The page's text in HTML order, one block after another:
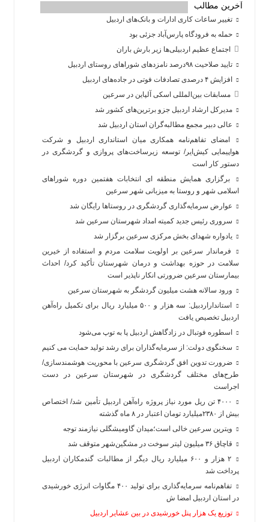
آخرین مطالب
تغییر ساعات کاری ادارات و بانک‌های اردبیل
حمله به فرودگاه پارس‌‌آباد جزئی بود
اجتماع عظیم اردبیلی‌ها زیر بارش باران
تایید صلاحیت ۹۸درصد نامزدهای شوراهای روستای اردبیل
افزایش ۴ درصدی تصادفات فوتی در جاده‌های اردبیل
مسابقات بین‌المللی اسکی آلپاین در سرعین
مدیرکل ارشاد اردبیل جزو برترین‌های کشور شد
عالی دبیر مجمع مطالبه‌گران استان اردبیل شد
امضای تفاهم‌نامه همکاری میان استانداری اردبیل و شرکت
هواپیمایی کیش‌ایر/ توسعه زیرساخت‌های پروازی و گردشگری در
دستور کار است
برگزاری همایش منطقه ای انتخابات هفتمین دوره شوراهای
اسلامی شهر و روستا به میزبانی شهر سرعین
عوارض سرمایه‌گذاری گردشگری در روستاها رایگان شد
سروری رئیس جدید کمیته امداد شهرستان سرعین شد
یادواره شهدای بخش مرکزی سرعین برگزار شد
فرماندار سرعین بر اولویت سلامت مردم و استفاده از خیرین
سلامت در حوزه بهداشت و درمان شهرستان تأکید کرد/ احداث
بیمارستان سرعین ضرورتی انکار ناپذیر است
ورود سالانه هشت میلیون گردشگر به شهرستان سرعین
استانداراردبیل: سه هزار و ۵۰۰ میلیارد ریال برای تکمیل راه‌آهن
اردبیل تخصیص یافت
اسطوره فوتبال در زادگاهش اردبیل پا به توپ می‌شود
سخنگوی دولت: از سرمایه‌گذاران برای رشد تولید حمایت می کنیم
ضرورت تدوین افق گردشگری سرعین با محوریت هوشمندسازی/
طرح‌های مختلف گردشگری در شهرستان سرعین در دست
اجراست
۴۰۰۰ تن ریل مورد نیاز پروژه راه‌آهن اردبیل تأمین شد/ اختصاص
بیش از ۲۳۸۰میلیارد تومان اعتبار در ۸ ماه گذشته
ویترین سرعین خالی است؛میدان گاومیشگلی نیازمند توجه
قاچاق ۳۶ میلیون لیتر سوخت در مشگین‌شهر متوقف شد
۲ هزار و ۶۰۰‌ میلیارد ریال دیگر از مطالبات گندمکاران اردبیل
پرداخت شد
تفاهم‌نامه سرمایه‌گذاری برای تولید ۴۰۰ مگاوات انرژی خورشیدی
در استان اردبیل امضا ش
توزیع یک هزار پنل خورشیدی در بین عشایر اردبیل